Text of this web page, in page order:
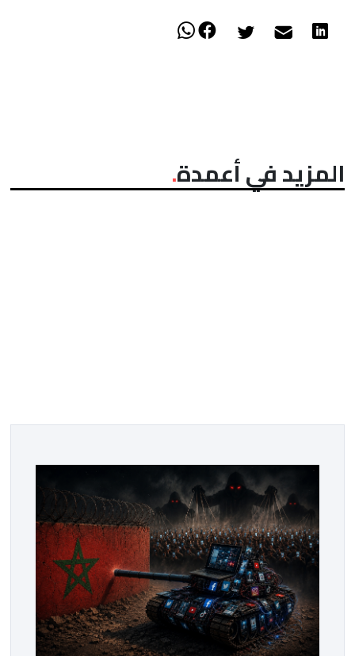
المزيد في أعمدة